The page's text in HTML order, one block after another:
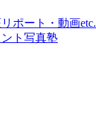
ポート・動画etc.
ト写真塾